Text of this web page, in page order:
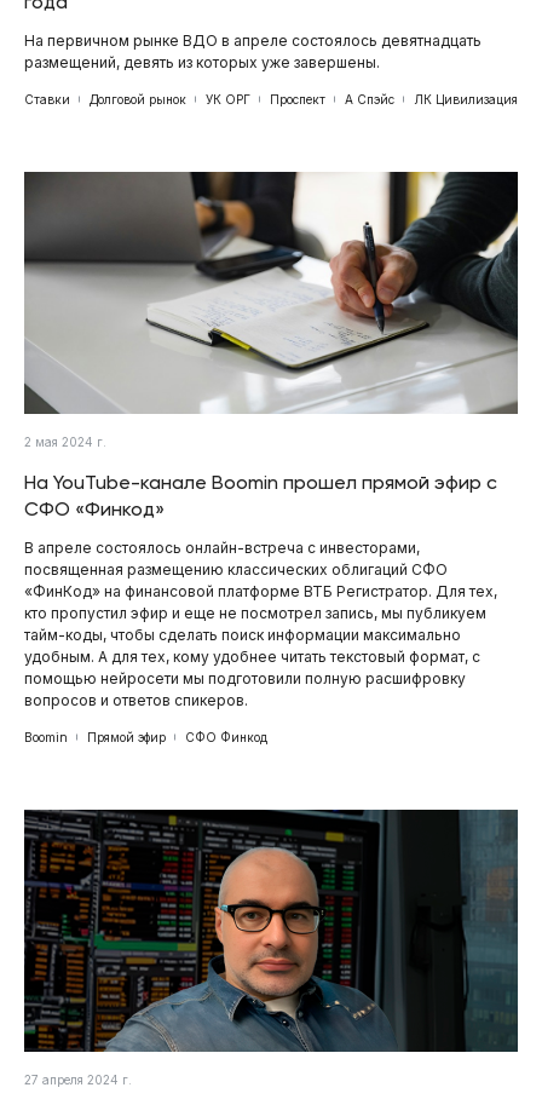
На первичном рынке ВДО в апреле состоялось девятнадцать
размещений, девять из которых уже завершены.
Ставки Долговой рынок УК ОРГ Проспект А Спэйс ЛК Цивилизация
2 мая 2024 г.
На YouTube-канале Boomin прошел прямой эфир с
СФО «Финкод»
В апреле состоялось онлайн-встреча с инвесторами,
посвященная размещению классических облигаций СФО
«ФинКод» на финансовой платформе ВТБ Регистратор. Для тех,
кто пропустил эфир и еще не посмотрел запись, мы публикуем
тайм-коды, чтобы сделать поиск информации максимально
удобным. А для тех, кому удобнее читать текстовый формат, с
помощью нейросети мы подготовили полную расшифровку
вопросов и ответов спикеров.
Boomin Прямой эфир СФО Финкод
27 апреля 2024 г.